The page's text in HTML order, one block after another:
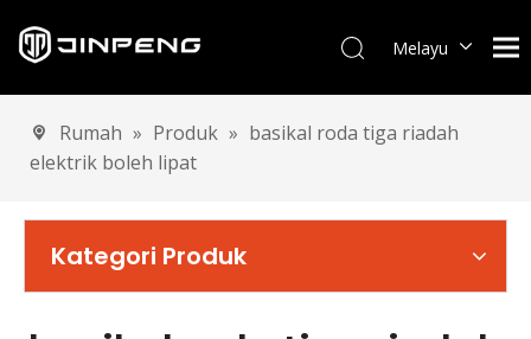
Melayu
Español
Rumah » Produk » basikal roda tiga riadah
elektrik boleh lipat
Kategori Produk